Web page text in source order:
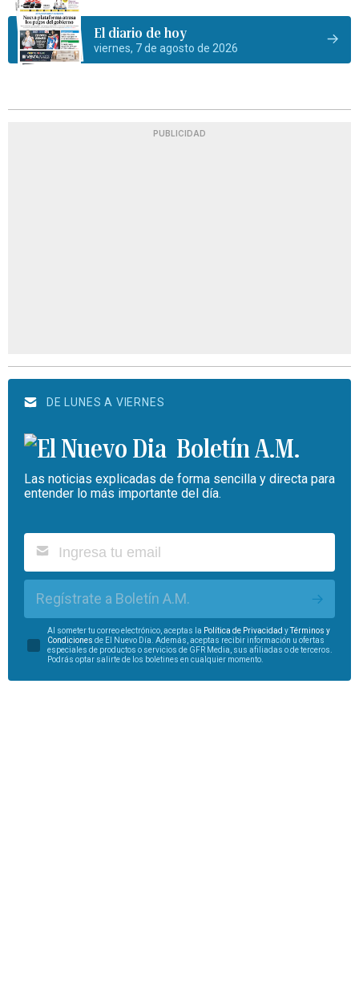
El diario de hoy
viernes, 7 de agosto de 2026
PUBLICIDAD
DE LUNES A VIERNES
Boletín A.M.
Las noticias explicadas de forma sencilla y directa para
entender lo más importante del día.
Regístrate a Boletín A.M.
Al someter tu correo electrónico, aceptas la Política de Privacidad yTérminos y
Condiciones de El Nuevo Día. Además, aceptas recibir información u ofertas
especiales de productos o servicios de GFR Media, sus afiliadas o de terceros.
Podrás optar salirte de los boletines en cualquier momento.